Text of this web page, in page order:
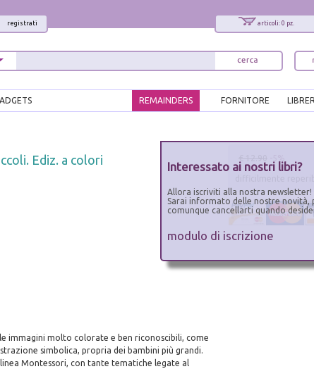
articoli: 0 pz.
registrati
FORNITORE
REMAINDERS
Ediz. a colori
immagini molto colorate e ben riconoscibili, come
simbolica, propria dei bambini più grandi.
Montessori, con tante tematiche legate al
difficilmente
Interessato ai nostri libri?
Allora iscriviti alla nostra newsletter!
Sarai informato delle nostre novità,
comunque cancellarti quando
modulo di iscrizione